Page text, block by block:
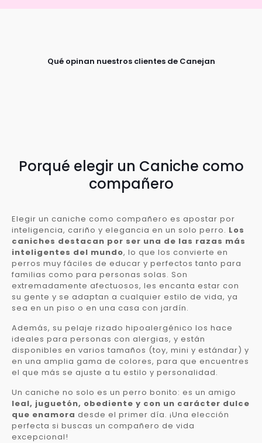
Qué opinan nuestros clientes de Canejan
Porqué elegir un Caniche como
compañero
Elegir un caniche como compañero es apostar por
inteligencia, cariño y elegancia en un solo perro. Los
caniches destacan por ser una de las razas más
inteligentes del mundo, lo que los convierte en
perros muy fáciles de educar y perfectos tanto para
familias como para personas solas. Son
extremadamente afectuosos, les encanta estar con
su gente y se adaptan a cualquier estilo de vida, ya
sea en un piso o en una casa con jardín.
Además, su pelaje rizado hipoalergénico los hace
ideales para personas con alergias, y están
disponibles en varios tamaños (toy, mini y estándar) y
en una amplia gama de colores, para que encuentres
el que más se ajuste a tu estilo y personalidad.
Un caniche no solo es un perro bonito: es un amigo
leal, juguetón, obediente y con un carácter dulce
que enamora desde el primer día. ¡Una elección
perfecta si buscas un compañero de vida
excepcional!